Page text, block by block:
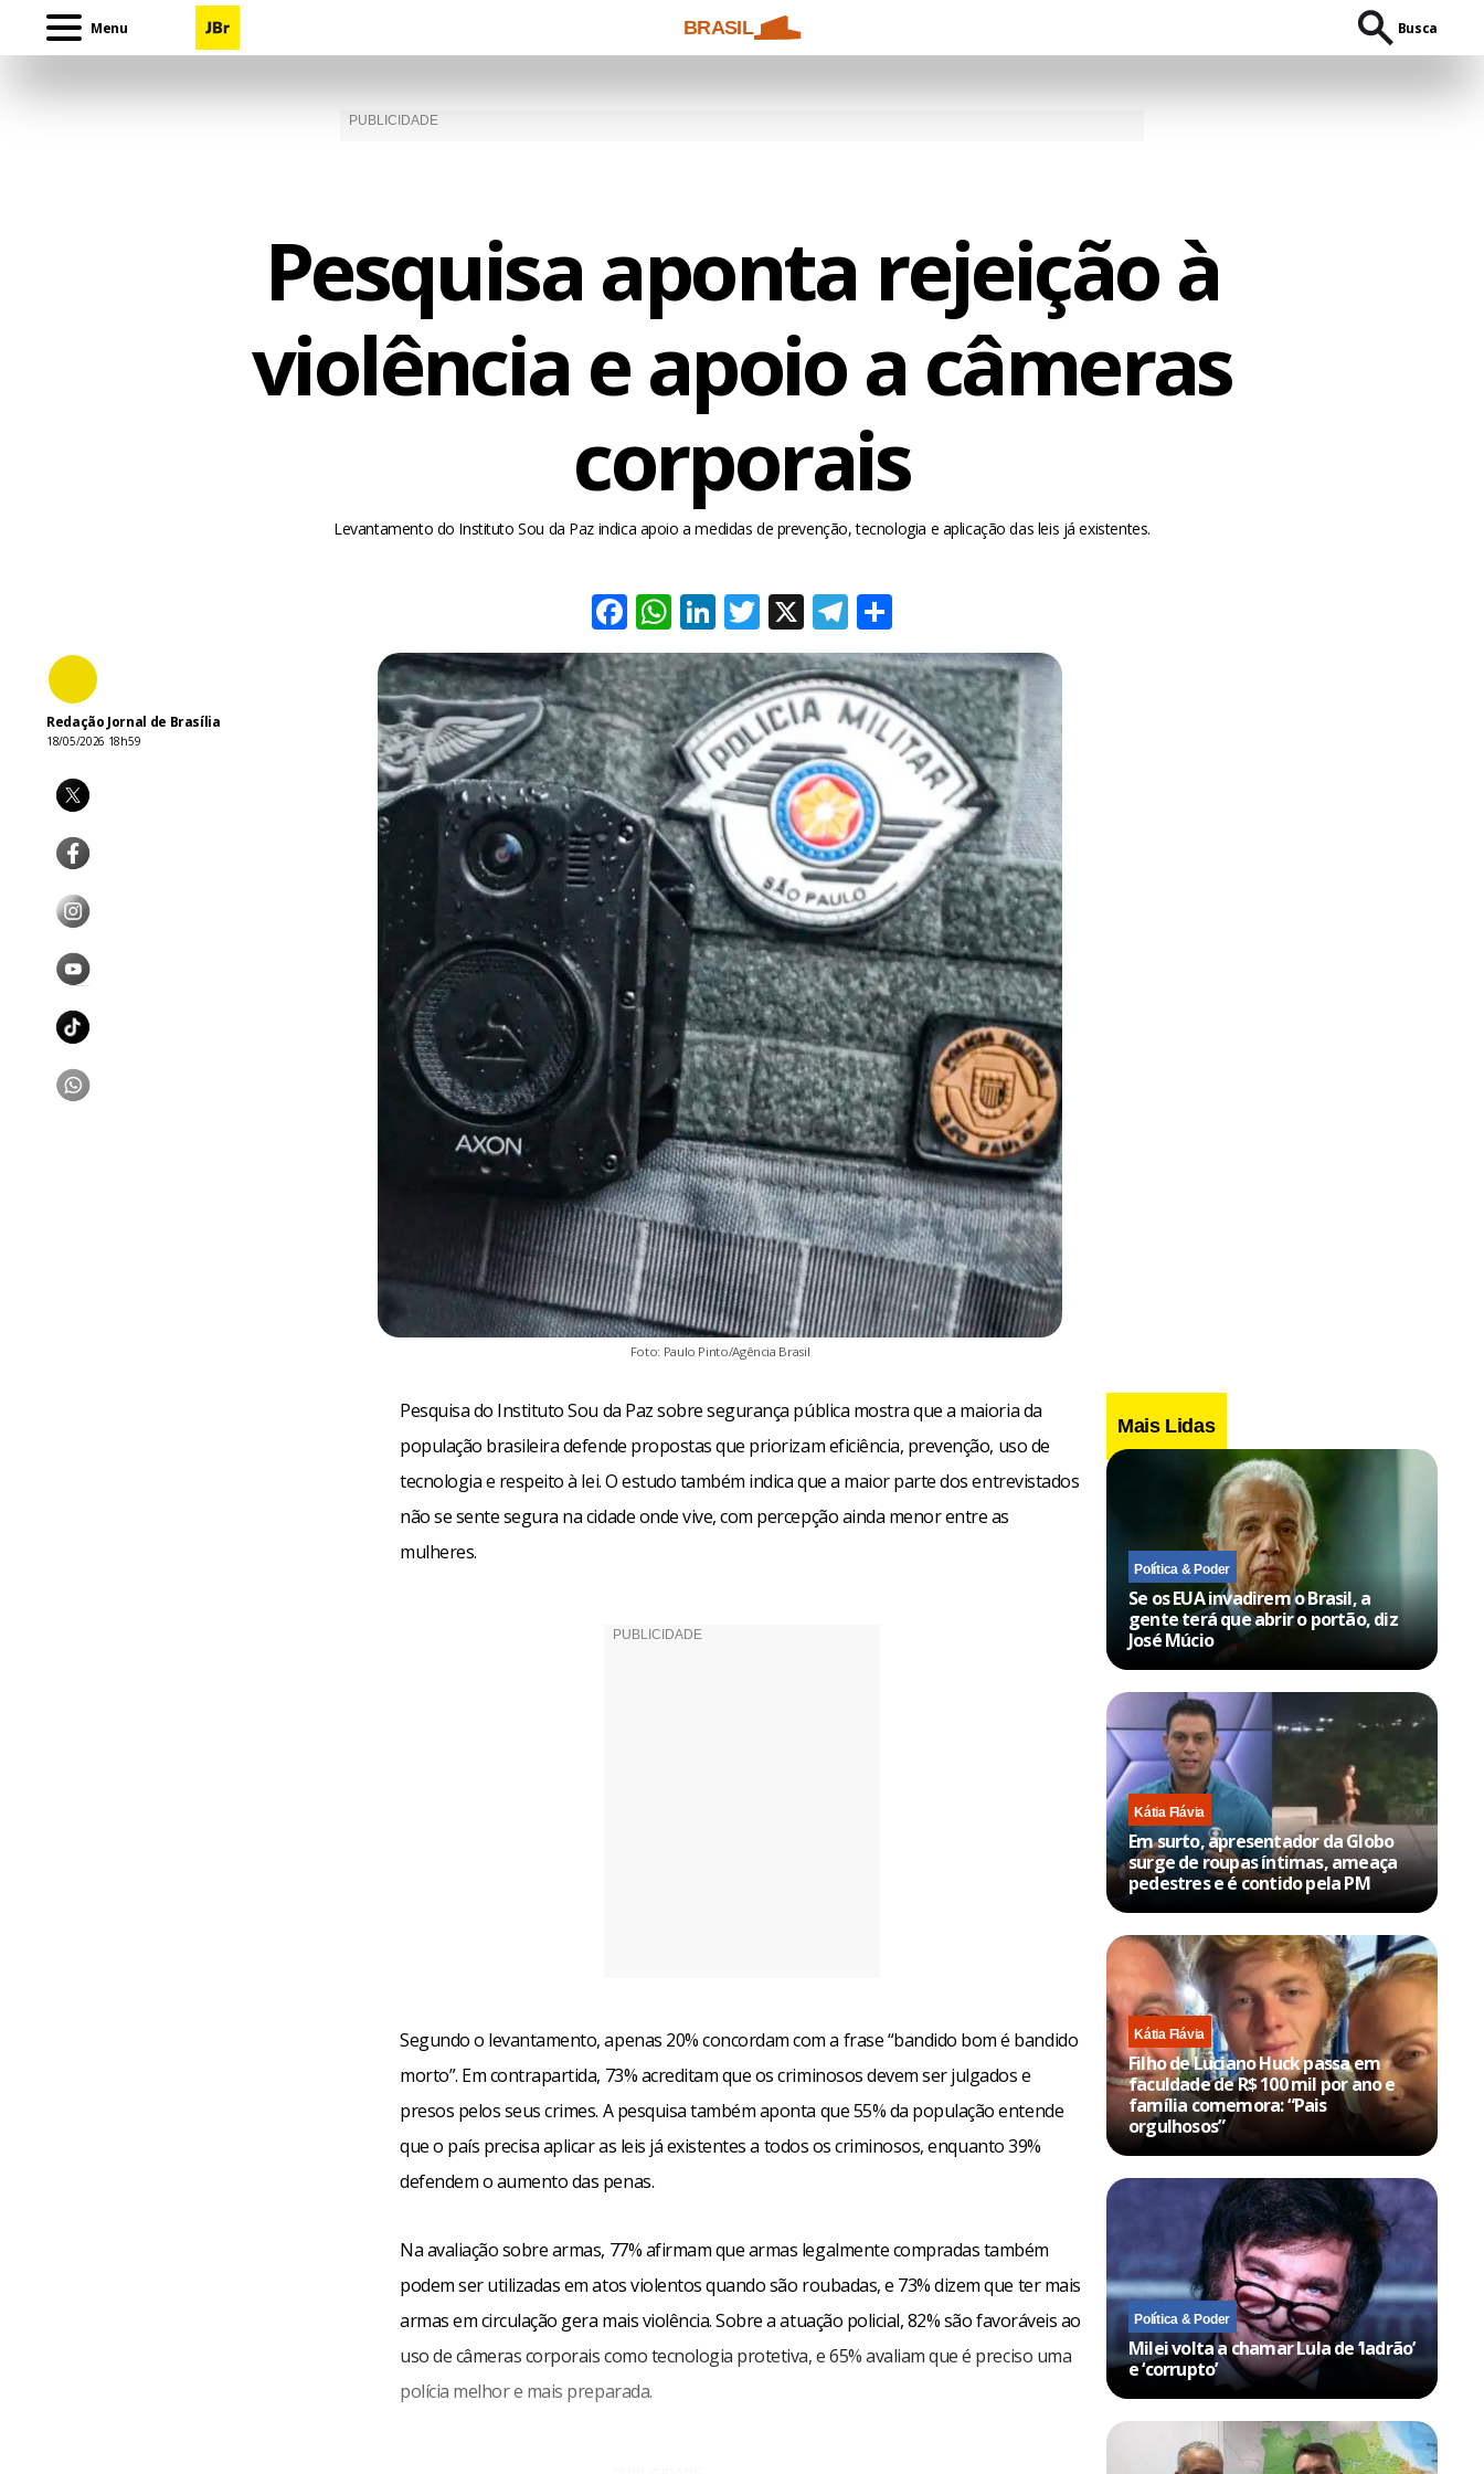
Menu BRASIL Busca
Pesquisa aponta rejeição à
violência e apoio a câmeras
corporais
Levantamento do Instituto Sou da Paz indica apoio a medidas de prevenção, tecnologia e aplicação das leis já existentes.
Facebook
WhatsApp
LinkedIn
Twitter
X Telegram
Redação Jornal de Brasília
18/05/2026 18h59
Foto: Paulo Pinto/Agência Brasil
Pesquisa do Instituto Sou da Paz sobre segurança pública mostra que a maioria da
população brasileira defende propostas que priorizam eficiência, prevenção, uso de
tecnologia e respeito à lei. O estudo também indica que a maior parte dos entrevistados
não se sente segura na cidade onde vive, com percepção ainda menor entre as
mulheres.
Segundo o levantamento, apenas 20% concordam com a frase “bandido bom é bandido
morto”. Em contrapartida, 73% acreditam que os criminosos devem ser julgados e
presos pelos seus crimes. A pesquisa também aponta que 55% da população entende
que o país precisa aplicar as leis já existentes a todos os criminosos, enquanto 39%
defendem o aumento das penas.
Na avaliação sobre armas, 77% afirmam que armas legalmente compradas também
podem ser utilizadas em atos violentos quando são roubadas, e 73% dizem que ter mais
armas em circulação gera mais violência. Sobre a atuação policial, 82% são favoráveis ao
uso de câmeras corporais como tecnologia protetiva, e 65% avaliam que é preciso uma
polícia melhor e mais preparada.
Mais Lidas
Política & Poder
Se os EUA invadirem o Brasil, a
gente terá que abrir o portão, diz
José Múcio
Kátia Flávia
Em surto, apresentador da Globo
surge de roupas íntimas, ameaça
pedestres e é contido pela PM
Kátia Flávia
Filho de Luciano Huck passa em
faculdade de R$ 100 mil por ano e
família comemora: “Pais
orgulhosos”
Política & Poder
Milei volta a chamar Lula de ‘ladrão’
e ‘corrupto’